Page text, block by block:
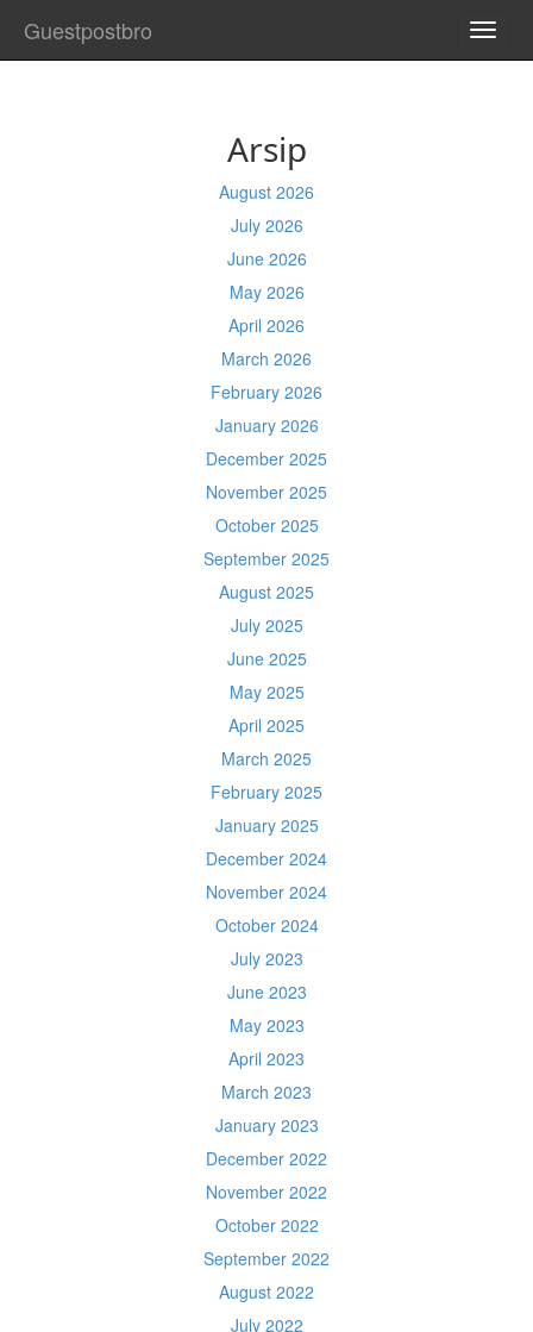
Guestpostbro
Arsip
August 2026
July 2026
June 2026
May 2026
April 2026
March 2026
February 2026
January 2026
December 2025
November 2025
October 2025
September 2025
August 2025
July 2025
June 2025
May 2025
April 2025
March 2025
February 2025
January 2025
December 2024
November 2024
October 2024
July 2023
June 2023
May 2023
April 2023
March 2023
January 2023
December 2022
November 2022
October 2022
September 2022
August 2022
July 2022